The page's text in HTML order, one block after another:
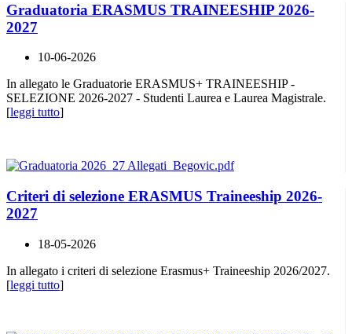
Graduatoria ERASMUS TRAINEESHIP 2026-
2027
10-06-2026
In allegato le Graduatorie ERASMUS+ TRAINEESHIP -
SELEZIONE 2026-2027 - Studenti Laurea e Laurea Magistrale.
[leggi tutto]
Criteri di selezione ERASMUS Traineeship 2026-
2027
18-05-2026
In allegato i criteri di selezione Erasmus+ Traineeship 2026/2027.
[leggi tutto]